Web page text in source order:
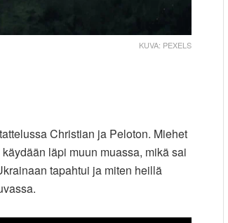
KUVA: PEXELS
Christian ja Peloton. Miehet
läpi muun muassa, mikä sai
tapahtui ja miten heillä